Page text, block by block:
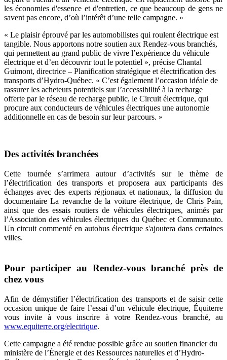
les économies d'essence et d'entretien, ce que beaucoup de gens ne
savent pas encore, d’où l’intérêt d’une telle campagne. »
« Le plaisir éprouvé par les automobilistes qui roulent électrique est
tangible. Nous apportons notre soutien aux Rendez-vous branchés,
qui permettent au grand public de vivre l’expérience du véhicule
électrique et d’en découvrir tout le potentiel », précise Chantal
Guimont, directrice – Planification stratégique et électrification des
transports d’Hydro-Québec. « C’est également l’occasion idéale de
rassurer les acheteurs potentiels sur l’accessibilité à la recharge
offerte par le réseau de recharge public, le Circuit électrique, qui
procure aux conducteurs de véhicules électriques une autonomie
additionnelle en cas de besoin sur leur parcours. »
Des activités branchées
Cette tournée s’arrimera autour d’activités sur le thème de
l’électrification des transports et proposera aux participants des
échanges avec des experts régionaux et nationaux, la diffusion du
documentaire La revanche de la voiture électrique, de Chris Pain,
ainsi que des essais routiers de véhicules électriques, animés par
l’Association des véhicules électriques du Québec et Communauto.
Un circuit commenté en autobus électrique s'ajoutera dans certaines
villes.
Pour participer au Rendez-vous branché près de
chez vous
Afin de démystifier l’électrification des transports et de saisir cette
occasion unique de faire l’essai d’un véhicule électrique, Équiterre
vous invite à vous inscrire à votre Rendez-vous branché, au
www.equiterre.org/electrique.
Cette campagne a été rendue possible grâce au soutien financier du
ministère de l’Énergie et des Ressources naturelles et d’Hydro-